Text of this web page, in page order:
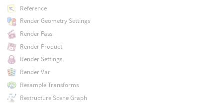
Reference
Render Geometry Settings
Render Pass
Render Product
Render Settings
Render Var
Resample Transforms
Restructure Scene Graph